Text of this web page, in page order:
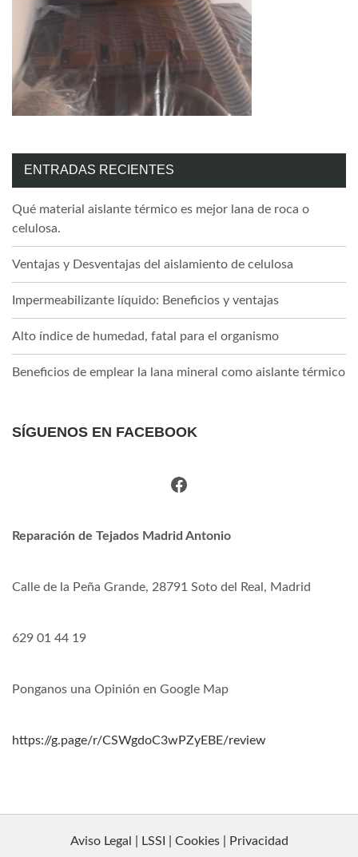
ENTRADAS RECIENTES
Qué material aislante térmico es mejor lana de roca o
celulosa.
Ventajas y Desventajas del aislamiento de celulosa
Impermeabilizante líquido: Beneficios y ventajas
Alto índice de humedad, fatal para el organismo
Beneficios de emplear la lana mineral como aislante térmico
SÍGUENOS EN FACEBOOK
Facebook
Reparación de Tejados Madrid Antonio
Calle de la Peña Grande, 28791 Soto del Real, Madrid
629 01 44 19
Ponganos una Opinión en Google Map
https://g.page/r/CSWgdoC3wPZyEBE/review
Aviso Legal | LSSI | Cookies | Privacidad